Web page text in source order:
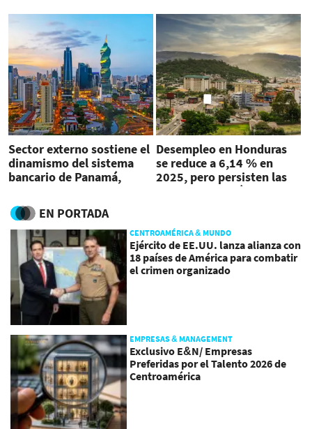
Sector externo sostiene el
dinamismo del sistema
bancario de Panamá,
Desempleo en Honduras
se reduce a 6,14 % en
2025, pero persisten las
presiones económicas
EN PORTADA
CENTROAMÉRICA & MUNDO
Ejército de EE.UU. lanza alianza con
18 países de América para combatir
el crimen organizado
EMPRESAS & MANAGEMENT
Exclusivo E&N/ Empresas
Preferidas por el Talento 2026 de
Centroamérica